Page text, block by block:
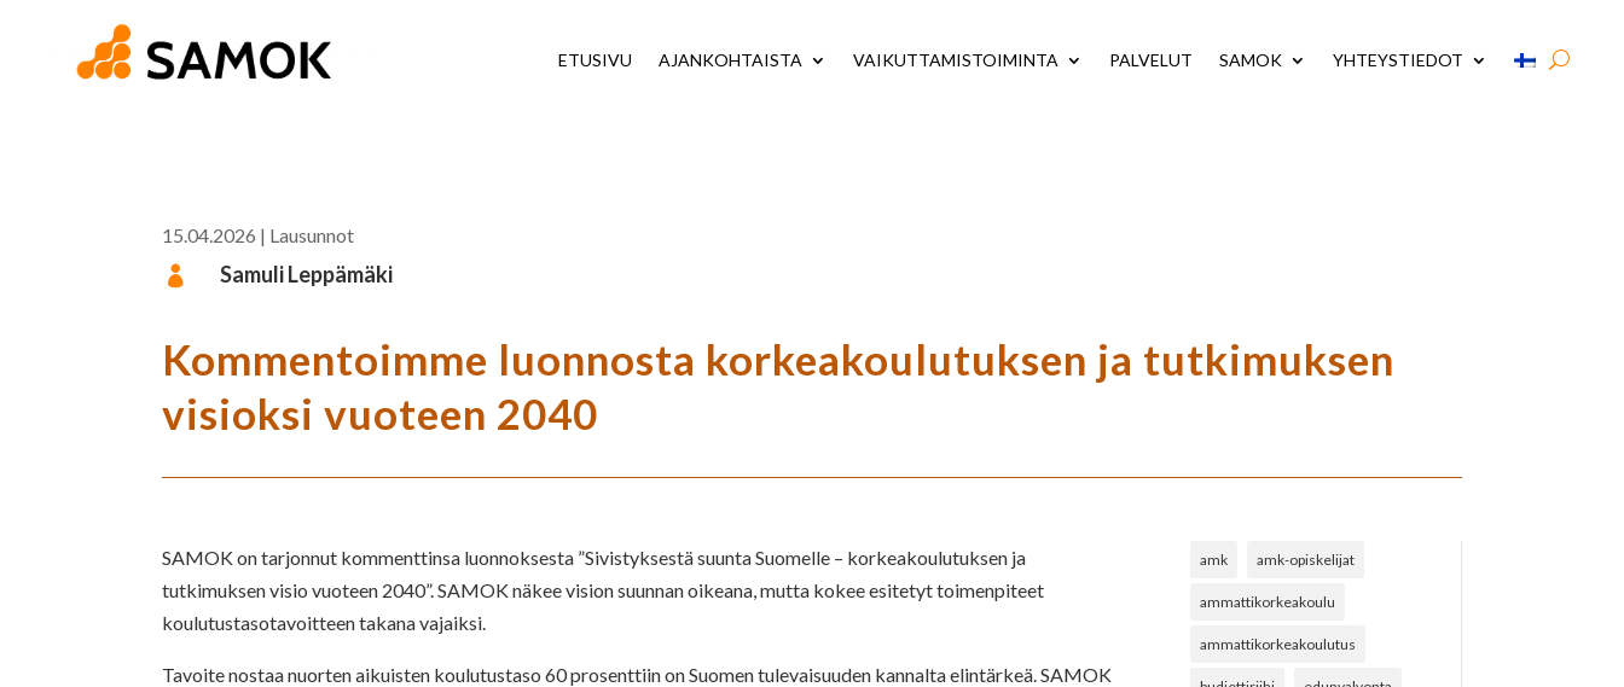
ETUSIVU AJANKOHTAISTA VAIKUTTAMISTOIMINTA PALVELUT SAMOK YHTEYSTIEDOT
15.04.2026 | Lausunnot
 Samuli Leppämäki
Kommentoimme luonnosta korkeakoulutuksen ja tutkimuksen
visioksi vuoteen 2040
SAMOK on tarjonnut kommenttinsa luonnoksesta ”Sivistyksestä suunta Suomelle – korkeakoulutuksen ja
tutkimuksen visio vuoteen 2040”. SAMOK näkee vision suunnan oikeana, mutta kokee esitetyt toimenpiteet
koulutustasotavoitteen takana vajaiksi.
Tavoite nostaa nuorten aikuisten koulutustaso 60 prosenttiin on Suomen tulevaisuuden kannalta elintärkeä. SAMOK
amk amk-opiskelijat
ammattikorkeakoulu
ammattikorkeakoulutus